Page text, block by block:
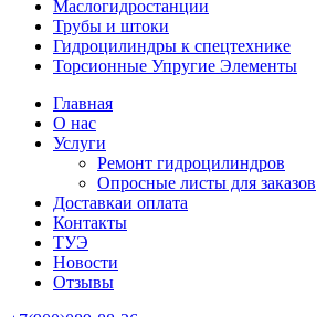
Маслогидростанции
Трубы и штоки
Гидроцилиндры к спецтехнике
Торсионные Упругие Элементы
Главная
О нас
Услуги
Ремонт гидроцилиндров
Опросные листы для заказов
Доставкаи оплата
Контакты
ТУЭ
Новости
Отзывы